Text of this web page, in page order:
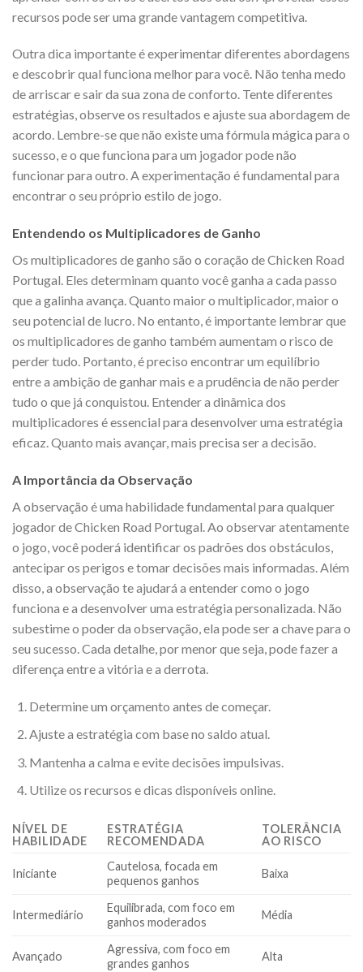
recursos pode ser uma grande vantagem competitiva.
Outra dica importante é experimentar diferentes abordagens
e descobrir qual funciona melhor para você. Não tenha medo
de arriscar e sair da sua zona de conforto. Tente diferentes
estratégias, observe os resultados e ajuste sua abordagem de
acordo. Lembre-se que não existe uma fórmula mágica para o
sucesso, e o que funciona para um jogador pode não
funcionar para outro. A experimentação é fundamental para
encontrar o seu próprio estilo de jogo.
Entendendo os Multiplicadores de Ganho
Os multiplicadores de ganho são o coração de Chicken Road
Portugal. Eles determinam quanto você ganha a cada passo
que a galinha avança. Quanto maior o multiplicador, maior o
seu potencial de lucro. No entanto, é importante lembrar que
os multiplicadores de ganho também aumentam o risco de
perder tudo. Portanto, é preciso encontrar um equilíbrio
entre a ambição de ganhar mais e a prudência de não perder
tudo o que já conquistou. Entender a dinâmica dos
multiplicadores é essencial para desenvolver uma estratégia
eficaz. Quanto mais avançar, mais precisa ser a decisão.
A Importância da Observação
A observação é uma habilidade fundamental para qualquer
jogador de Chicken Road Portugal. Ao observar atentamente
o jogo, você poderá identificar os padrões dos obstáculos,
antecipar os perigos e tomar decisões mais informadas. Além
disso, a observação te ajudará a entender como o jogo
funciona e a desenvolver uma estratégia personalizada. Não
subestime o poder da observação, ela pode ser a chave para o
seu sucesso. Cada detalhe, por menor que seja, pode fazer a
diferença entre a vitória e a derrota.
Determine um orçamento antes de começar.
Ajuste a estratégia com base no saldo atual.
Mantenha a calma e evite decisões impulsivas.
Utilize os recursos e dicas disponíveis online.
NÍVEL DE
HABILIDADE
ESTRATÉGIA
RECOMENDADA
TOLERÂNCIA
AO RISCO
Iniciante
Cautelosa, focada em
pequenos ganhos
Baixa
Intermediário
Equilibrada, com foco em
ganhos moderados
Média
Avançado
Agressiva, com foco em
grandes ganhos
Alta